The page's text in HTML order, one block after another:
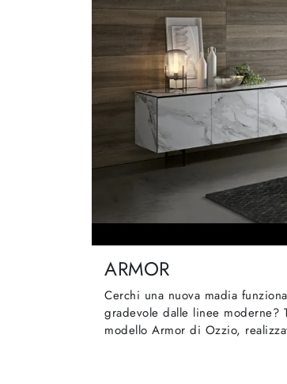
ARMOR
Cerchi una nuova madia
gradevole dalle linee moderne?
modello Armor di Ozzio,